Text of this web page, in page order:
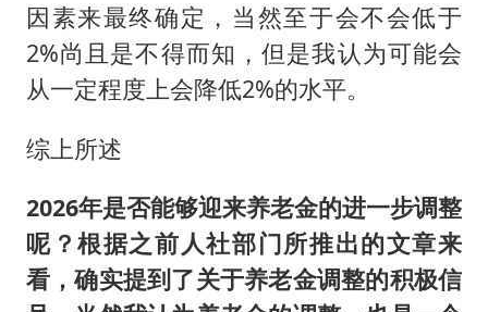
因素来最终确定，当然至于会不会低于
2%尚且是不得而知，但是我认为可能会
从一定程度上会降低2%的水平。
综上所述
2026年是否能够迎来养老金的进一步调整
呢？根据之前人社部门所推出的文章来
看，确实提到了关于养老金调整的积极信